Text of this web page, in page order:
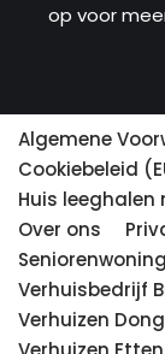
op voor
Algemene
Cookiebeleid
Huis leeghalen
Over ons
Verhuisbedrijf
Verhuizen